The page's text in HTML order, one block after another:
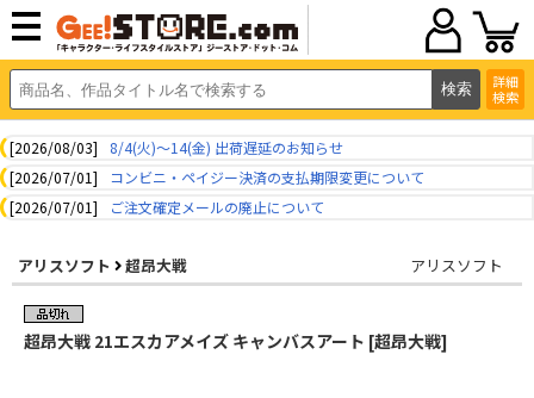
詳細
検索
[2026/08/03]
8/4(火)～14(金) 出荷遅延のお知らせ
[2026/07/01]
コンビニ・ペイジー決済の支払期限変更について
[2026/07/01]
ご注文確定メールの廃止について
アリスソフト 超昂大戦 アリスソフト
超昂大戦 21エスカアメイズ キャンバスアート [超昂大戦]